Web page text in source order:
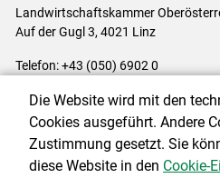
Landwirtschaftskammer
Auf der Gugl 3, 4021 Linz
Telefon: +43 (050) 6902 0
Impressum|Kontakt|
Barrierefreiheit
Cookie-
Die Website wird mit den
Cookies ausgeführt. Andere
Zustimmung gesetzt. Sie
diese Website in den Cookie-